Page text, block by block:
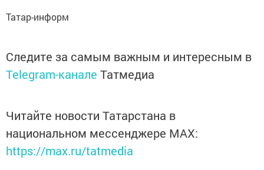
Татар-информ
Следите за самым важным и интересным в
Telegram-канале Татмедиа
Читайте новости Татарстана в
национальном мессенджере MАХ:
https://max.ru/tatmedia